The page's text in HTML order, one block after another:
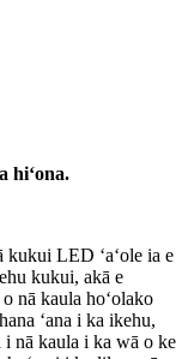
hiʻona.
kukui LED ʻaʻole ia e
kukui, akā e
nā kaula hoʻolako
ʻana i ka ikehu,
i nā kaula i ka wā o ke